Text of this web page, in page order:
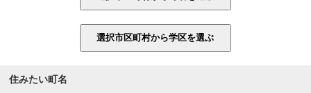
住みたい町名